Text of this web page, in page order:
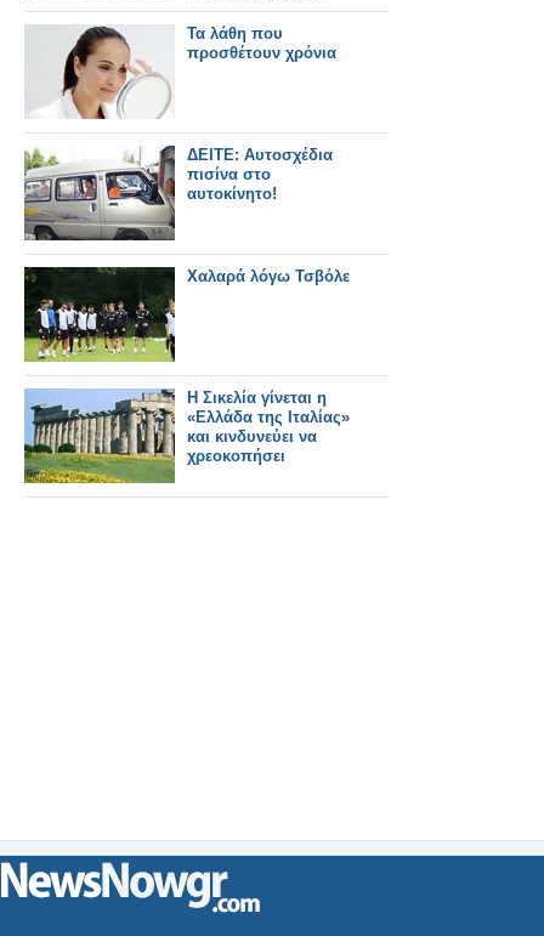
Τα λάθη που
προσθέτουν χρόνια
ΔΕΙΤΕ: Αυτοσχέδια
πισίνα στο
αυτοκίνητο!
Χαλαρά λόγω Τσβόλε
Η Σικελία γίνεται η
«Ελλάδα της Ιταλίας»
και κινδυνεύει να
χρεοκοπήσει